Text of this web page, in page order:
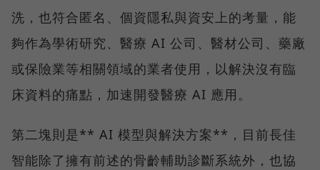
洗，也符合匿名、個資隱私與資安上的考量，能
夠作為學術研究、醫療 AI 公司、醫材公司、藥廠
或保險業等相關領域的業者使用，以解決沒有臨
床資料的痛點，加速開發醫療 AI 應用。
第二塊則是** AI 模型與解決方案**，目前長佳
智能除了擁有前述的骨齡輔助診斷系統外，也協